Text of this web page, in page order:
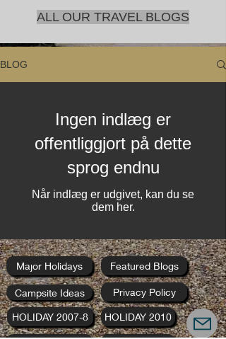
ALL OUR TRAVEL BLOGS
BLOG
Ingen indlæg er
offentliggjort på dette
sprog endnu
Når indlæg er udgivet, kan du se
dem her.
Major Holidays Featured Blogs
Campsite Ideas Privacy Policy
HOLIDAY 2007-8 HOLIDAY 2010